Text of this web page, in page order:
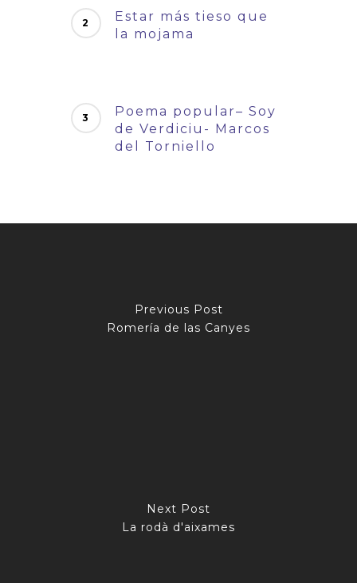
Estar más tieso que
la mojama
Poema popular– Soy
de Verdiciu- Marcos
del Torniello
Previous Post
Romería de las Canyes
Next Post
La rodà d'aixames